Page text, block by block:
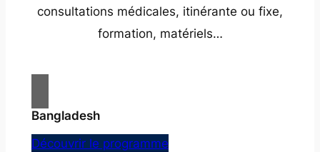
consultations médicales, itinérante ou fixe,
formation, matériels…
Bangladesh
Découvrir le programme